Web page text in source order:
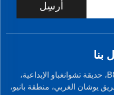
أرسِل
بنا
Add: الطابق الرابع، المبنى B8، حديقة تشوانغباو الإبداعية،
يوشان الغربي، منطقة بانيو،